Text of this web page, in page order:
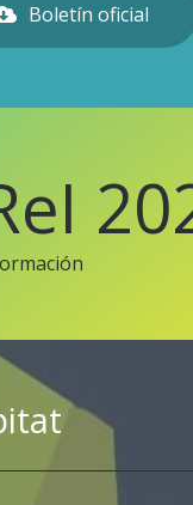
Boletín oficial